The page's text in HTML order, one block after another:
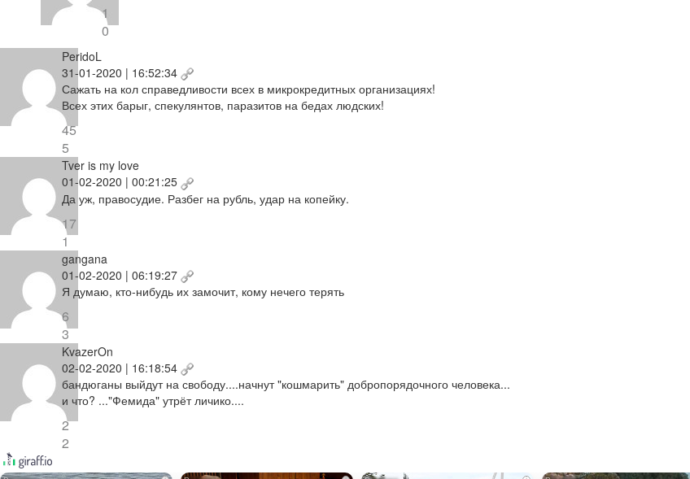
1
0
PeridoL
31-01-2020 | 16:52:34
Сажать на кол справедливости всех в микрокредитных организациях!
Всех этих барыг, спекулянтов, паразитов на бедах людских!
45
5
Tver is my love
01-02-2020 | 00:21:25
Да уж, правосудие. Разбег на рубль, удар на копейку.
17
1
gangana
01-02-2020 | 06:19:27
Я думаю, кто-нибудь их замочит, кому нечего терять
6
3
KvazerOn
02-02-2020 | 16:18:54
бандюганы выйдут на свободу....начнут "кошмарить" добропорядочного человека...
и что? ..."Фемида" утрёт личико....
2
2